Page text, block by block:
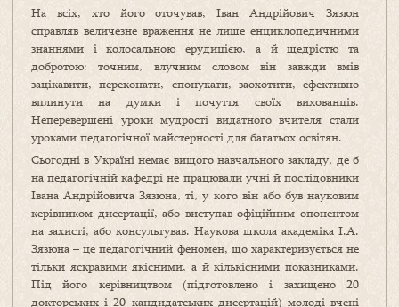
На всіх, хто його оточував, Іван Андрійович Зязюн
справляв величезне враження не лише енциклопедичними
знаннями і колосальною ерудицією, а й щедрістю та
добротою: точним, влучним словом він завжди вмів
зацікавити, переконати, спонукати, заохотити, ефективно
вплинути на думки і почуття своїх вихованців.
Неперевершені уроки мудрості видатного вчителя стали
уроками педагогічної майстерності для багатьох освітян.
Сьогодні в Україні немає вищого навчального закладу, де б
на педагогічній кафедрі не працювали учні й послідовники
Івана Андрійовича Зязюна, ті, у кого він або був науковим
керівником дисертації, або виступав офіційним опонентом
на захисті, або консультував. Наукова школа академіка І.А.
Зязюна – це педагогічний феномен, що характеризується не
тільки яскравими якісними, а й кількісними показниками.
Під його керівництвом (підготовлено і захищено 20
докторських і 20 кандидатських дисертацій) молоді вчені